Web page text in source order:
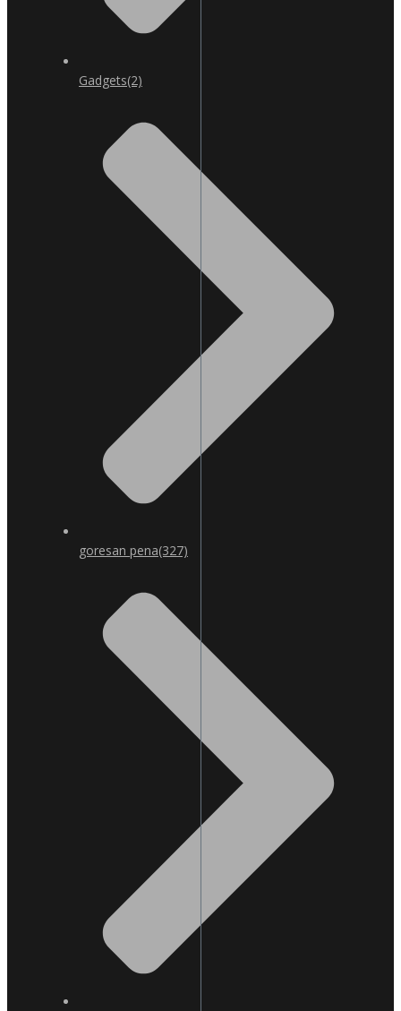
Gadgets(2)
goresan pena(327)